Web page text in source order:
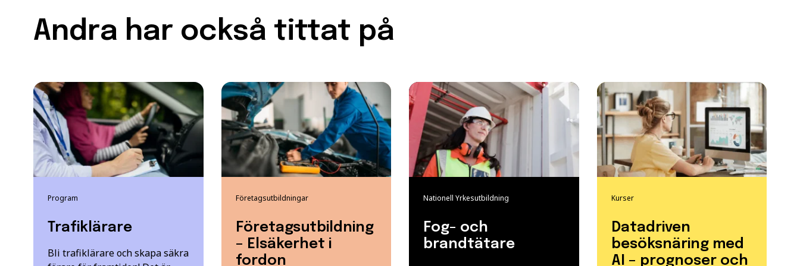
Andra har också tittat på
Program
Trafiklärare
Bli trafiklärare och skapa säkra
Företagsutbildningar
Företagsutbildning
– Elsäkerhet i
fordon
Nationell Yrkesutbildning
Fog- och
brandtätare
Kurser
Datadriven
besöksnäring med
AI – prognoser och